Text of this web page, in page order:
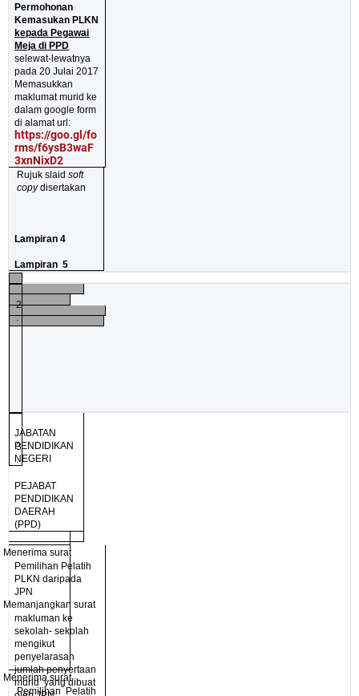
Permohonan
Kemasukan PLKN
kepada Pegawai
Meja di PPD
selewat-lewatnya
pada 20 Julai 2017
Memasukkan
maklumat murid ke
dalam google form
di alamat url:
https://goo.gl/fo
rms/f6ysB3waF
3xnNixD2
Rujuk slaid soft
copydisertakan
Lampiran 4
Lampiran 5
2
.
JABATAN
PENDIDIKAN
NEGERI
Menerima surat
Pemilihan
Pelatih
3
.
PEJABAT
PENDIDIKAN
DAERAH
(PPD)
Menerima surat
Pemilihan Pelatih
PLKN daripada
JPN
Memanjangkan surat
makluman ke
sekolah- sekolah
mengikut
penyelarasan
jumlah penyertaan
murid yang dibuat